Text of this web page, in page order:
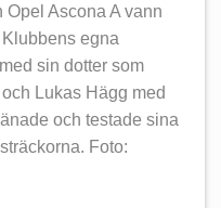
Ascona A vann
egna
sin dotter som
Lukas Hägg med
och testade sina
Foto: